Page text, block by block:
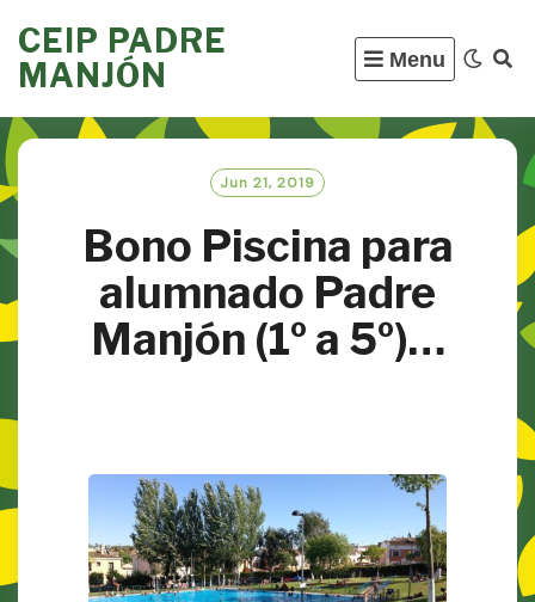
to
content
CEIP PADRE
MANJÓN
Menu
Jun 21, 2019
Bono Piscina para
alumnado Padre
Manjón (1º a 5º)…